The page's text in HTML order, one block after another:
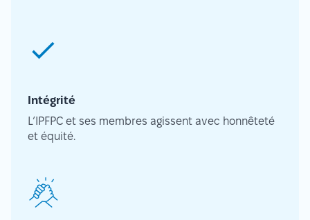
Intégrité
L’IPFPC et ses membres agissent avec honnêteté
et équité.